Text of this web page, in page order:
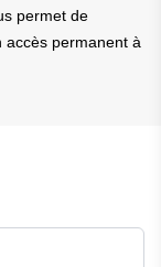
permet de
accès permanent à